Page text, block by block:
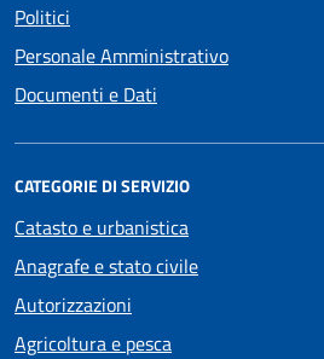
Politici
Personale Amministrativo
Documenti e Dati
CATEGORIE DI SERVIZIO
Catasto e urbanistica
Anagrafe e stato civile
Autorizzazioni
Agricoltura e pesca